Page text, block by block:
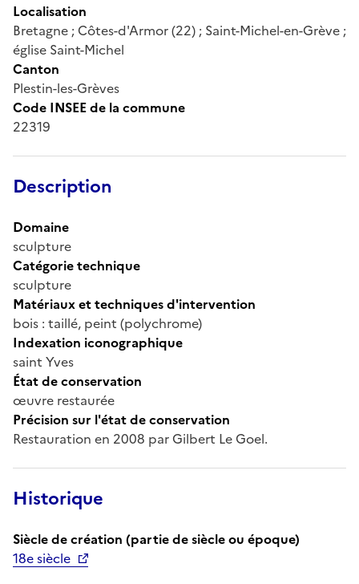
Localisation
Bretagne ; Côtes-d'Armor (22) ; Saint-Michel-en-Grève ;
église Saint-Michel
Canton
Plestin-les-Grèves
Code INSEE de la commune
22319
Description
Domaine
sculpture
Catégorie technique
sculpture
Matériaux et techniques d'intervention
bois : taillé, peint (polychrome)
Indexation iconographique
saint Yves
État de conservation
œuvre restaurée
Précision sur l'état de conservation
Restauration en 2008 par Gilbert Le Goel.
Historique
Siècle de création (partie de siècle ou époque)
18e siècle